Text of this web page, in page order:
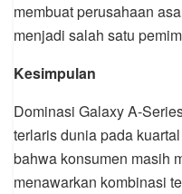
membuat perusahaan
menjadi salah satu
Kesimpulan
Dominasi Galaxy A-
terlaris dunia pada
bahwa konsumen masih
menawarkan kombinasi